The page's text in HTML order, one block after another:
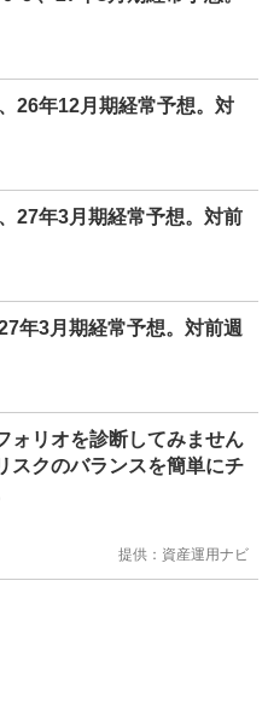
26年12月期経常予想。対
27年3月期経常予想。対前
年3月期経常予想。対前週
ォリオを診断してみません
スクのバランスを簡単にチ
提供：資産運用ナビ